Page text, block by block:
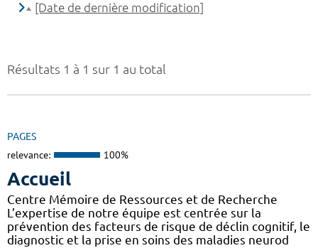
Résultats 1 à 1 sur 1 au total
PAGES
relevance: 100%
Accueil
Centre Mémoire de Ressources et de Recherche
L’expertise de notre équipe est centrée sur la
prévention des facteurs de risque de déclin cognitif, le
diagnostic et la prise en soins des maladies neurod
[Date de dernière modification]